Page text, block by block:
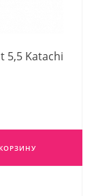
5,5 Katachi